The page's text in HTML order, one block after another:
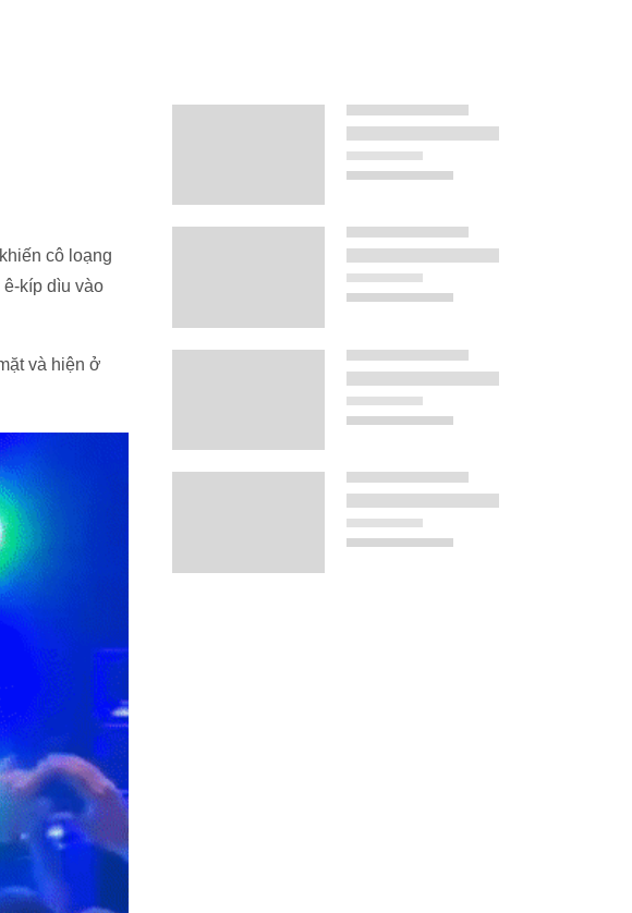
cô loạng
kíp dìu vào
và hiện ở